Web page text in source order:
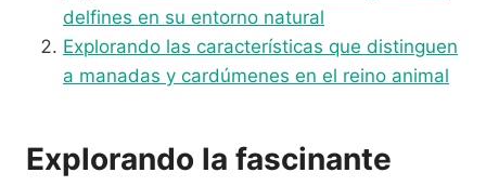
delfines en su entorno natural
Explorando las características que distinguen
a manadas y cardúmenes en el reino animal
Explorando la fascinante